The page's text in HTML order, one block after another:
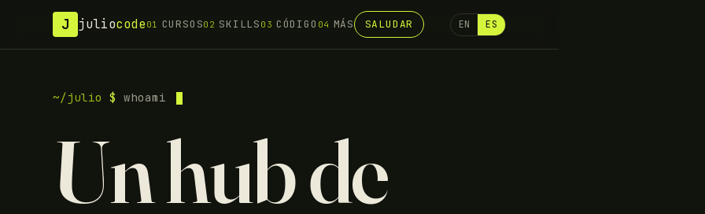
J juliocode 01 CURSOS02 SKILLS 03 CÓDIGO 04 MÁS SALUDAR EN ES
~/julio $ whoami
Un hub de